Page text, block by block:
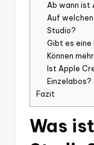
Ab wann ist
Auf
Studio?
Gibt es
Können
Ist Apple
Einzelabos?
Fazit
Was